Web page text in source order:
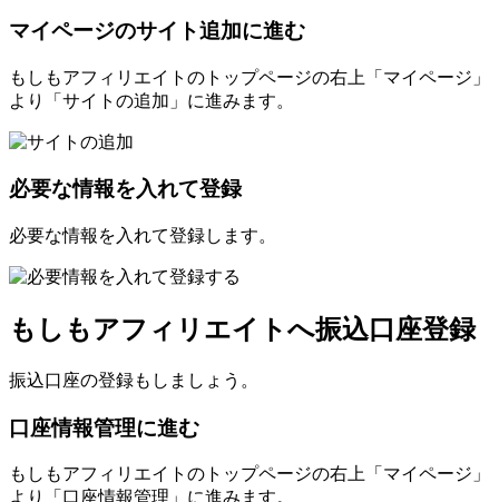
マイページのサイト追加に進む
もしもアフィリエイトのトップページの右上「マイページ」
より「サイトの追加」に進みます。
必要な情報を入れて登録
必要な情報を入れて登録します。
もしもアフィリエイトへ振込口座登録
振込口座の登録もしましょう。
口座情報管理に進む
もしもアフィリエイトのトップページの右上「マイページ」
より「口座情報管理」に進みます。